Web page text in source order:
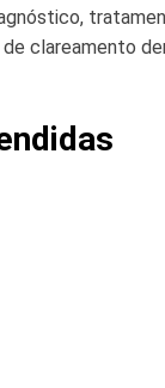
clareamento